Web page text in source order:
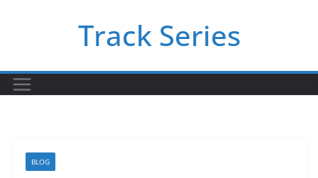
Track Series
BLOG